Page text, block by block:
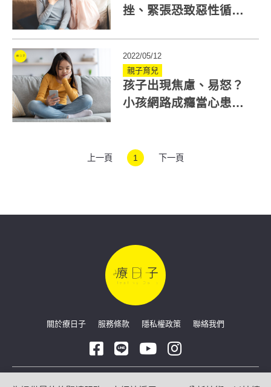
挫、緊張恐致惡性循
2022/05/12
親子育兒
孩子出現焦慮、易怒？
小孩網路成癮當心患社
上一頁 1 下一頁
關於療日子 服務條款 隱私權政策 聯絡我們